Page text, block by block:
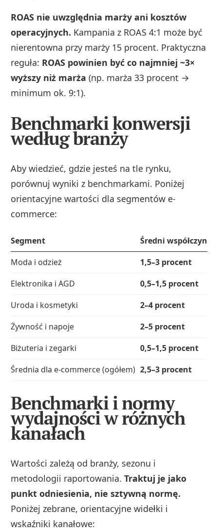
ROAS nie uwzględnia marży ani kosztów
operacyjnych. Kampania z ROAS 4:1 może być
nierentowna przy marży 15 procent. Praktyczna
reguła: ROAS powinien być co najmniej ~3×
wyższy niż marża (np. marża 33 procent →
minimum ok. 9:1).
Benchmarki konwersji
według branży
Aby wiedzieć, gdzie jesteś na tle rynku,
porównuj wyniki z benchmarkami. Poniżej
orientacyjne wartości dla segmentów e-
commerce:
Segment
Średni
Moda i odzież
1,5–3 procent
Elektronika i AGD
0,5–1,5 procent
Uroda i kosmetyki
2–4 procent
Żywność i napoje
2–5 procent
Biżuteria i zegarki
0,5–1,5 procent
Średnia dla e-commerce (ogółem) 2,5–3 procent
Benchmarki i normy
wydajności w różnych
kanałach
Wartości zależą od branży, sezonu i
metodologii raportowania.Traktuj je jako
punkt odniesienia, nie sztywną normę.
Poniżej zebrane, orientacyjne widełki i
wskaźniki kanałowe: